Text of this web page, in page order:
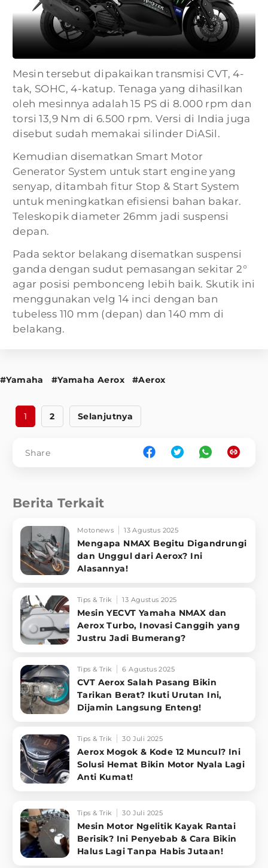
Mesin tersebut dipakaikan transmisi CVT, 4-
tak, SOHC, 4-katup. Tenaga yang dihasilkan
oleh mesinnya adalah 15 PS di 8.000 rpm dan
torsi 13,9 Nm di 6.500 rpm. Versi di India juga
disebut sudah memakai silinder DiASil.
Kemudian disematkan Smart Motor
Generator System untuk start engine yang
senyap, ditambah fitur Stop & Start System
untuk meningkatkan efisiensi bahan bakar.
Teleskopik diameter 26mm jadi suspensi
depan.
Pada sektor belakang disematkan suspensi
ganda dengan sudut pemasangan sekitar 2°
agar posisi pembonceng lebih baik. Skutik ini
menggunakan velg 14 inci dengan ban
tubeless 110 mm (depan) dan 140 mm di
belakang.
#Yamaha #Yamaha Aerox #Aerox
1 2 Selanjutnya
Share
Berita Terkait
Motonews 13 Agustus 2025
Mengapa NMAX Begitu Digandrungi
dan Unggul dari Aerox? Ini
Alasannya!
Tips & Trik 13 Agustus 2025
Mesin YECVT Yamaha NMAX dan
Aerox Turbo, Inovasi Canggih yang
Justru Jadi Bumerang?
Tips & Trik 6 Agustus 2025
CVT Aerox Salah Pasang Bikin
Tarikan Berat? Ikuti Urutan Ini,
Dijamin Langsung Enteng!
Tips & Trik 30 Juli 2025
Aerox Mogok & Kode 12 Muncul? Ini
Solusi Hemat Bikin Motor Nyala Lagi
Anti Kumat!
Tips & Trik 30 Juli 2025
Mesin Motor Ngelitik Kayak Rantai
Berisik? Ini Penyebab & Cara Bikin
Halus Lagi Tanpa Habis Jutaan!